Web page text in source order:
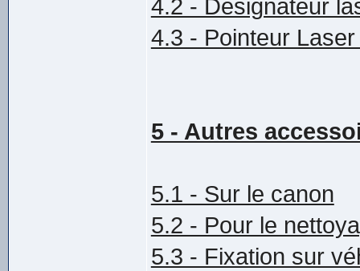
4.2 - Désignateur
4.3 - Pointeur Laser
5 - Autres
5.1 - Sur le canon
5.2 - Pour le
5.3 - Fixation sur